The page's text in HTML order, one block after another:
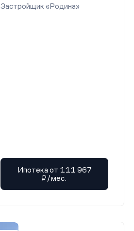
Застройщик «Родина»
Ипотека от 111 967
₽/мес.